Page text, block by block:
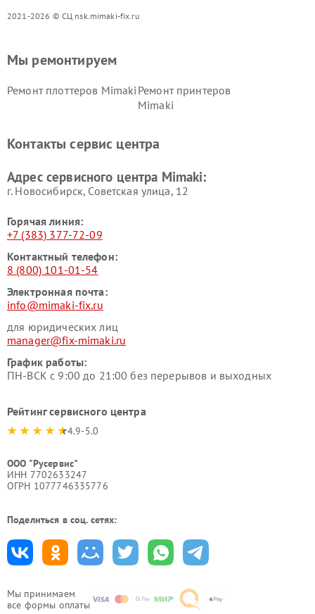
2021-2026 © СЦ nsk.mimaki-fix.ru
Мы принимаем
все формы оплаты
Мы ремонтируем
Ремонт плоттеров Mimaki Ремонт принтеров
Mimaki
Контакты сервис центра
Адрес сервисного центра Mimaki:
г. Новосибирск, Советская улица, 12
Горячая линия:
+7 (383) 377-72-09
Контактный телефон:
8 (800) 101-01-54
Электронная почта:
info@mimaki-fix.ru
для юридических лиц
manager@fix-mimaki.ru
График работы:
ПН-ВСК с 9:00 до 21:00 без перерывов и выходных
Рейтинг сервисного центра
4.9-5.0
ООО "Русервис"
ИНН 7702633247
ОГРН 1077746335776
Поделиться в соц. сетях: